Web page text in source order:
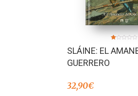
en
1.00
SLÁINE: EL
GUERRERO
32,90€